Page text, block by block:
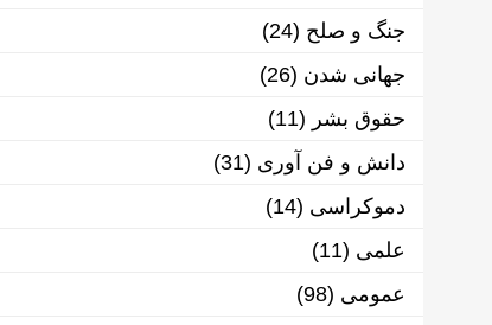
جنگ و صلح (24)
جهانی شدن (26)
حقوق بشر (11)
دانش و فن آوری (31)
دموکراسی (14)
علمی (11)
عمومی (98)